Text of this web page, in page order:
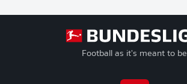
Football as it's meant to be